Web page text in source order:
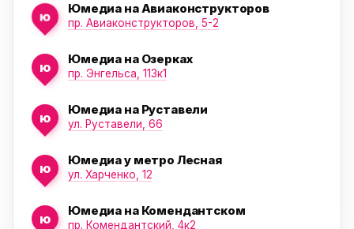
ю
Юмедиа на Авиаконструкторов
пр. Авиаконструкторов, 5-2
ю
Юмедиа на Озерках
пр. Энгельса, 113к1
ю
Юмедиа на Руставели
ул. Руставели, 66
ю
Юмедиа у метро Лесная
ул. Харченко, 12
ю
Юмедиа на Комендантском
пр. Комендантский, 4к2